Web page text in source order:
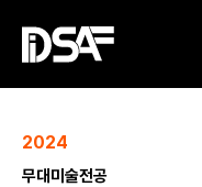
2024
무대미술전공